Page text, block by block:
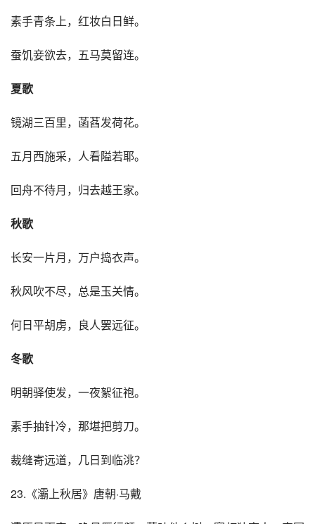
素手青条上，红妆白日鲜。
蚕饥妾欲去，五马莫留连。
夏歌
镜湖三百里，菡萏发荷花。
五月西施采，人看隘若耶。
回舟不待月，归去越王家。
秋歌
长安一片月，万户捣衣声。
秋风吹不尽，总是玉关情。
何日平胡虏，良人罢远征。
冬歌
明朝驿使发，一夜絮征袍。
素手抽针冷，那堪把剪刀。
裁缝寄远道，几日到临洮？
23.《灞上秋居》唐朝·马戴